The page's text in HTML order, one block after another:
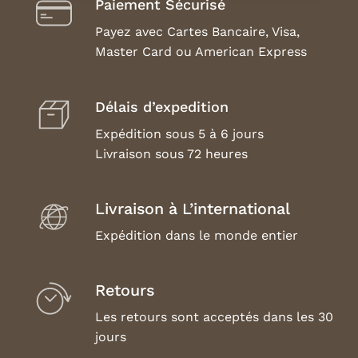
Paiement Sécurisé
Payez avec Cartes Bancaire, Visa,
Master Card ou American Express
Délais d’expedition
Expédition sous 5 à 6 jours
Livraison sous 72 heures
Livraison à L’international
Expédition dans le monde entier
Retours
Les retours sont acceptés dans les 30
jours